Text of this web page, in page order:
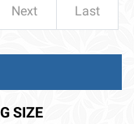
Next Last
SIZE